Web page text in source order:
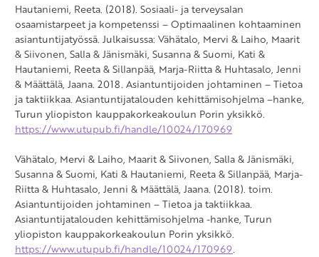
Hautaniemi, Reeta. (2018). Sosiaali- ja terveysalan
osaamistarpeet ja kompetenssi – Optimaalinen kohtaaminen
asiantuntijatyössä. Julkaisussa: Vähätalo, Mervi & Laiho, Maarit
& Siivonen, Salla & Jänismäki, Susanna & Suomi, Kati &
Hautaniemi, Reeta & Sillanpää, Marja-Riitta & Huhtasalo, Jenni
& Määttälä, Jaana. 2018. Asiantuntijoiden johtaminen – Tietoa
ja taktiikkaa. Asiantuntijatalouden kehittämisohjelma –hanke,
Turun yliopiston kauppakorkeakoulun Porin yksikkö.
https://www.utupub.fi/handle/10024/170969
Vähätalo, Mervi & Laiho, Maarit & Siivonen, Salla & Jänismäki,
Susanna & Suomi, Kati & Hautaniemi, Reeta & Sillanpää, Marja-
Riitta & Huhtasalo, Jenni & Määttälä, Jaana. (2018). toim.
Asiantuntijoiden johtaminen – Tietoa ja taktiikkaa.
Asiantuntijatalouden kehittämisohjelma -hanke, Turun
yliopiston kauppakorkeakoulun Porin yksikkö.
https://www.utupub.fi/handle/10024/170969.